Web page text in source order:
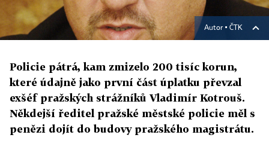
Autor ▪ ČTK
Policie pátrá, kam zmizelo 200 tisíc korun,
které údajně jako první část úplatku převzal
exšéf pražských strážníků Vladimír Kotrouš.
Někdejší ředitel pražské městské policie měl s
penězi dojít do budovy pražského magistrátu.